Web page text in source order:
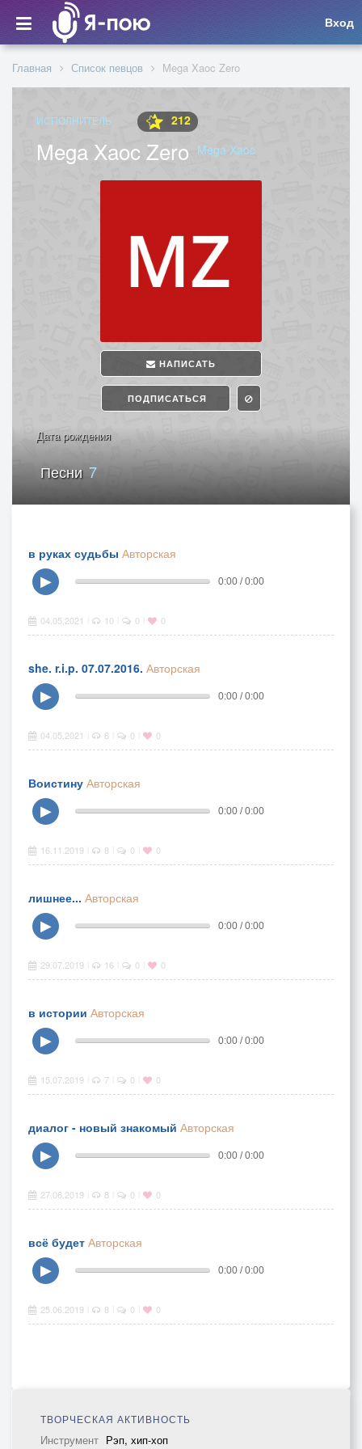
Вход
Главная Список певцов Mega Xaoc Zero
ИСПОЛНИТЕЛЬ 212
Mega Xaoc Zero Mega Xaoc
НАПИСАТЬ
ПОДПИСАТЬСЯ
Дата рождения
Песни 7
в руках судьбы Авторская
▶
0:00 / 0:00
04.05.2021 10 0 0
she. r.i.p. 07.07.2016. Авторская
▶
0:00 / 0:00
04.05.2021 6 0 0
Воистину Авторская
▶
0:00 / 0:00
16.11.2019 8 0 0
лишнее... Авторская
▶
0:00 / 0:00
29.07.2019 16 0 0
в истории Авторская
▶
0:00 / 0:00
15.07.2019 7 0 0
диалог - новый знакомый Авторская
▶
0:00 / 0:00
27.06.2019 8 0 0
всё будет Авторская
▶
0:00 / 0:00
25.06.2019 8 0 0
ТВОРЧЕСКАЯ АКТИВНОСТЬ
Инструмент Рэп, хип-хоп